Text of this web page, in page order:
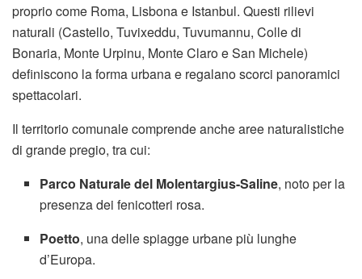
proprio come Roma, Lisbona e Istanbul. Questi rilievi
naturali (Castello, Tuvixeddu, Tuvumannu, Colle di
Bonaria, Monte Urpinu, Monte Claro e San Michele)
definiscono la forma urbana e regalano scorci panoramici
spettacolari.
Il territorio comunale comprende anche aree naturalistiche
di grande pregio, tra cui:
Parco Naturale del Molentargius-Saline, noto per la
presenza dei fenicotteri rosa.
Poetto, una delle spiagge urbane più lunghe
d’Europa.